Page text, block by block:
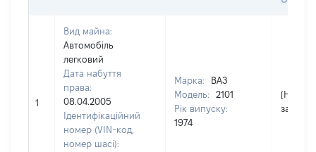
1
Вид майна:
Автомобіль
легковий
Дата набуття
права:
08.04.2005
Ідентифікаційний
номер (VIN-код,
номер шасі):
Марка:
ВАЗ
Модель:
2101
Рік випуску:
1974
[Не